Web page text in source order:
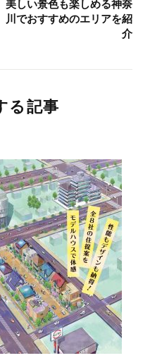
美しい景色も楽しめる神奈
川でおすすめのエリアを紹
介
る記事